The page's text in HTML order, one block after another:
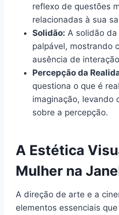
reflexo de questões
relacionadas à sua
Solidão: A solidão
palpável, mostrando
ausência de
Percepção da
questiona o que é
imaginação, levando
sobre a percepção.
A Estética
Mulher na
A direção de arte e a
elementos essenciais